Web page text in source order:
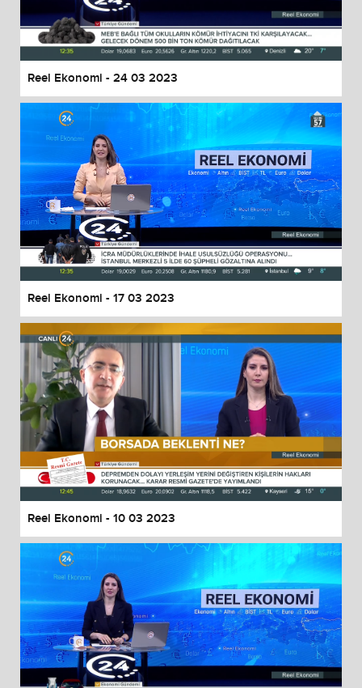
Reel Ekonomi - 24 03 2023
Reel Ekonomi - 17 03 2023
Reel Ekonomi - 10 03 2023